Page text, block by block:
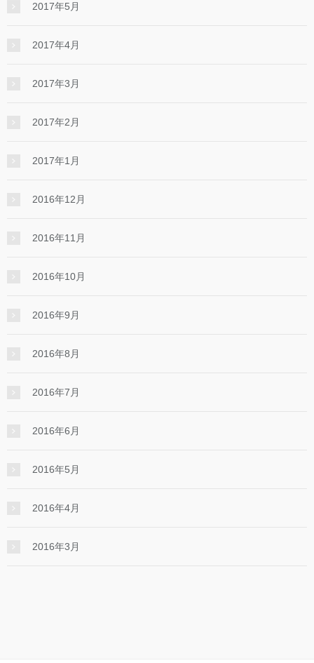
2017年5月
2017年4月
2017年3月
2017年2月
2017年1月
2016年12月
2016年11月
2016年10月
2016年9月
2016年8月
2016年7月
2016年6月
2016年5月
2016年4月
2016年3月